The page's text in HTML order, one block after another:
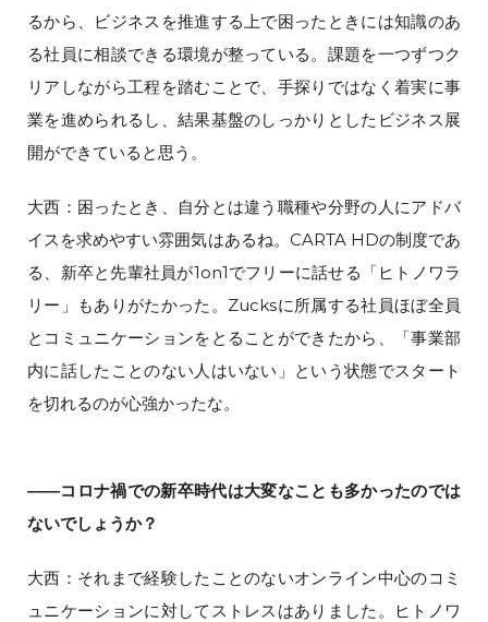
るから、ビジネスを推進する上で困ったときには知識のあ
る社員に相談できる環境が整っている。課題を一つずつク
リアしながら工程を踏むことで、手探りではなく着実に事
業を進められるし、結果基盤のしっかりとしたビジネス展
開ができていると思う。
大西：困ったとき、自分とは違う職種や分野の人にアドバ
イスを求めやすい雰囲気はあるね。CARTA HDの制度であ
る、新卒と先輩社員が1on1でフリーに話せる「ヒトノワラ
リー」もありがたかった。Zucksに所属する社員ほぼ全員
とコミュニケーションをとることができたから、「事業部
内に話したことのない人はいない」という状態でスタート
を切れるのが心強かったな。
――コロナ禍での新卒時代は大変なことも多かったのでは
ないでしょうか？
大西：それまで経験したことのないオンライン中心のコミ
ュニケーションに対してストレスはありました。ヒトノワ